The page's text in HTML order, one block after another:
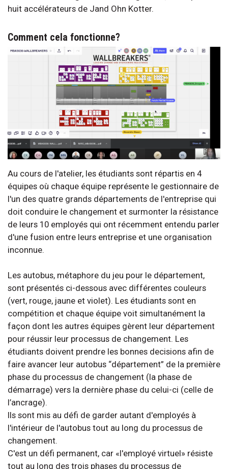
huit accélérateurs de Jand Ohn Kotter.
Comment cela fonctionne?
Au cours de l'atelier, les étudiants sont répartis en 4
équipes où chaque équipe représente le gestionnaire de
l'un des quatre grands départements de l'entreprise qui
doit conduire le changement et surmonter la résistance
de leurs 10 employés qui ont récemment entendu parler
d'une fusion entre leurs entreprise et une organisation
inconnue.
Les autobus, métaphore du jeu pour le département,
sont présentés ci-dessous avec différentes couleurs
(vert, rouge, jaune et violet). Les étudiants sont en
compétition et chaque équipe voit simultanément la
façon dont les autres équipes gèrent leur département
pour réussir leur processus de changement. Les
étudiants doivent prendre les bonnes decisions afin de
faire avancer leur autobus “département” de la première
phase du processus de changement (la phase de
démarrage) vers la dernière phase du celui-ci (celle de
l’ancrage).
Ils sont mis au défi de garder autant d'employés à
l'intérieur de l'autobus tout au long du processus de
changement.
C'est un défi permanent, car «l'employé virtuel» résiste
tout au long des trois phases du processus de